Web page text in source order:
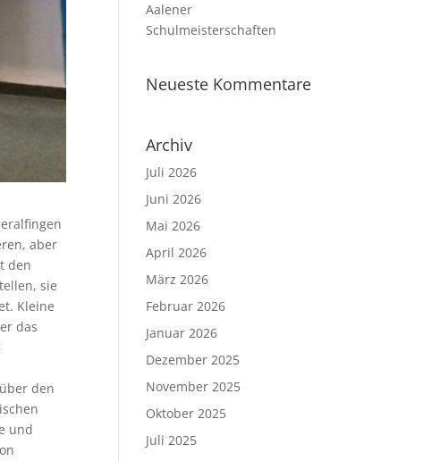
aber
den
sie
Kleine
das
den
und
Aalener
Schulmeisterschaften
Neueste Kommentare
Archiv
Juli 2026
Juni 2026
Mai 2026
April 2026
März 2026
Februar 2026
Januar 2026
Dezember 2025
November 2025
Oktober 2025
Juli 2025